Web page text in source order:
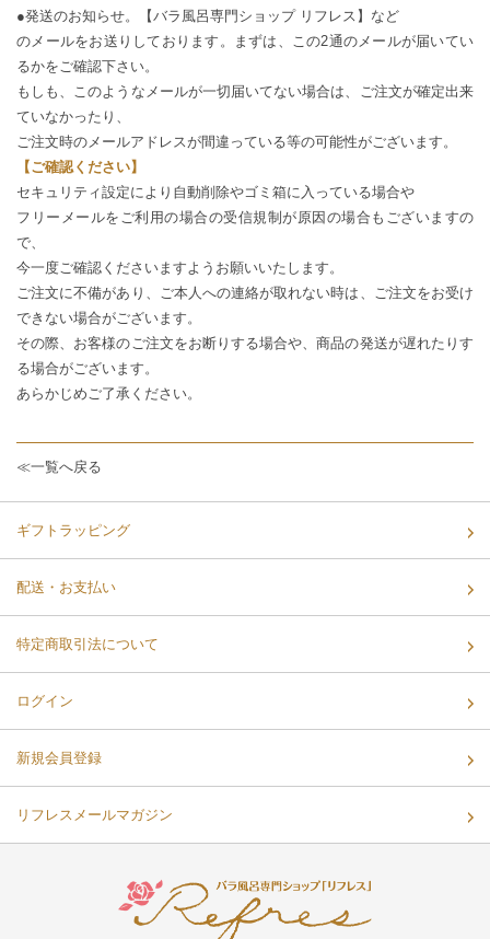
●発送のお知らせ。【バラ風呂専門ショップ リフレス】など
のメールをお送りしております。まずは、この2通のメールが届いてい
るかをご確認下さい。
もしも、このようなメールが一切届いてない場合は、ご注文が確定出来
ていなかったり、
ご注文時のメールアドレスが間違っている等の可能性がございます。
【ご確認ください】
セキュリティ設定により自動削除やゴミ箱に入っている場合や
フリーメールをご利用の場合の受信規制が原因の場合もございますの
で、
今一度ご確認くださいますようお願いいたします。
ご注文に不備があり、ご本人への連絡が取れない時は、ご注文をお受け
できない場合がございます。
その際、お客様のご注文をお断りする場合や、商品の発送が遅れたりす
る場合がございます。
あらかじめご了承ください。
≪一覧へ戻る
ギフトラッピング
配送・お支払い
特定商取引法について
ログイン
新規会員登録
リフレスメールマガジン